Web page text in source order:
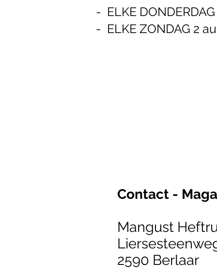
- ELKE
- ELKE ZONDAG 2
Contact -
Mangust
2590 Berlaar